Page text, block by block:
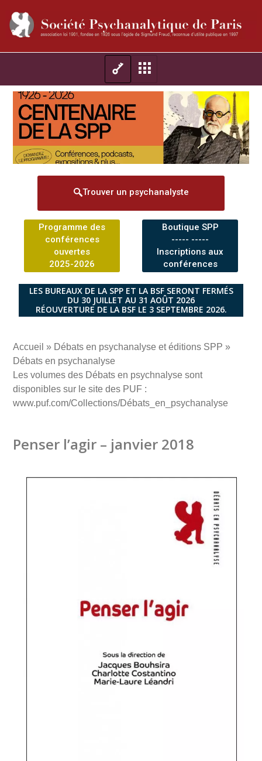
Trouver un psychanalyste
Programme des
conférences
ouvertes
2025-2026
Boutique SPP
----- -----
Inscriptions aux
conférences
LES BUREAUX DE LA SPP ET LA BSF SERONT FERMÉS
DU 30 JUILLET AU 31 AOÛT 2026
RÉOUVERTURE DE LA BSF LE 3 SEPTEMBRE 2026.
Accueil » Débats en psychanalyse et éditions SPP »
Débats en psychanalyse
Les volumes des Débats en psychnalyse sont
disponibles sur le site des PUF :
www.puf.com/Collections/Débats_en_psychanalyse
Penser l’agir – janvier 2018